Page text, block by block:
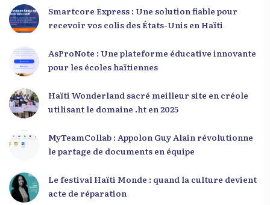
Smartcore Express : Une solution fiable pour
recevoir vos colis des États-Unis en Haïti
AsProNote : Une plateforme éducative innovante
pour les écoles haïtiennes
Haïti Wonderland sacré meilleur site en créole
utilisant le domaine .ht en 2025
MyTeamCollab : Appolon Guy Alain révolutionne
le partage de documents en équipe
Le festival Haïti Monde : quand la culture devient
acte de réparation